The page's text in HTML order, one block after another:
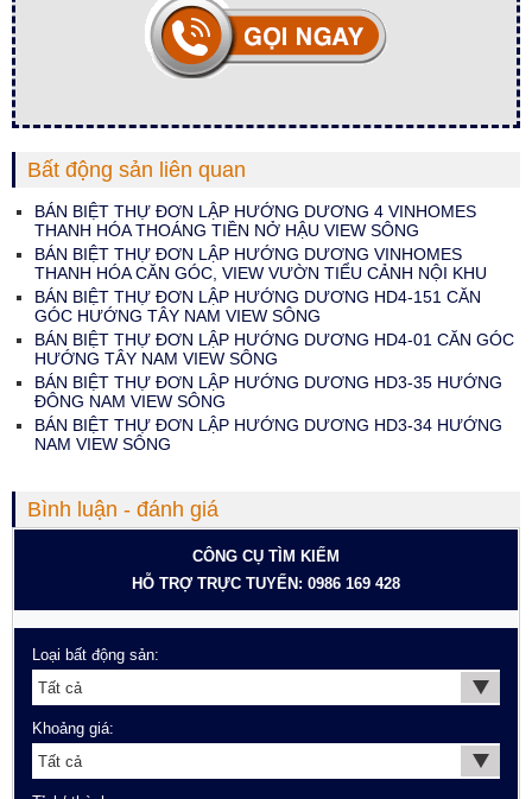
Bất động sản liên quan
BÁN BIỆT THỰ ĐƠN LẬP HƯỚNG DƯƠNG 4 VINHOMES
THANH HÓA THOÁNG TIỀN NỞ HẬU VIEW SÔNG
BÁN BIỆT THỰ ĐƠN LẬP HƯỚNG DƯƠNG VINHOMES
THANH HÓA CĂN GÓC, VIEW VƯỜN TIỂU CẢNH NỘI KHU
BÁN BIỆT THỰ ĐƠN LẬP HƯỚNG DƯƠNG HD4-151 CĂN
GÓC HƯỚNG TÂY NAM VIEW SÔNG
BÁN BIỆT THỰ ĐƠN LẬP HƯỚNG DƯƠNG HD4-01 CĂN GÓC
HƯỚNG TÂY NAM VIEW SÔNG
BÁN BIỆT THỰ ĐƠN LẬP HƯỚNG DƯƠNG HD3-35 HƯỚNG
ĐÔNG NAM VIEW SÔNG
BÁN BIỆT THỰ ĐƠN LẬP HƯỚNG DƯƠNG HD3-34 HƯỚNG
NAM VIEW SÔNG
Bình luận - đánh giá
CÔNG CỤ TÌM KIẾM
HỖ TRỢ TRỰC TUYẾN: 0986 169 428
Loại bất động sản:
Khoảng giá: